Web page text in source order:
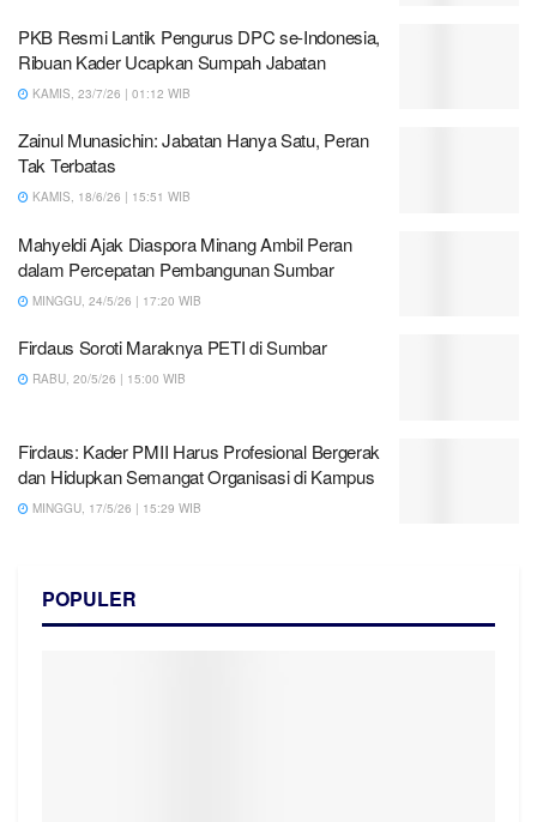
PKB Resmi Lantik Pengurus DPC se-Indonesia,
Ribuan Kader Ucapkan Sumpah Jabatan
KAMIS, 23/7/26 | 01:12 WIB
Zainul Munasichin: Jabatan Hanya Satu, Peran
Tak Terbatas
KAMIS, 18/6/26 | 15:51 WIB
Mahyeldi Ajak Diaspora Minang Ambil Peran
dalam Percepatan Pembangunan Sumbar
MINGGU, 24/5/26 | 17:20 WIB
Firdaus Soroti Maraknya PETI di Sumbar
RABU, 20/5/26 | 15:00 WIB
Firdaus: Kader PMII Harus Profesional Bergerak
dan Hidupkan Semangat Organisasi di Kampus
MINGGU, 17/5/26 | 15:29 WIB
POPULER